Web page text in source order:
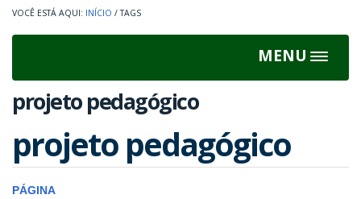
INÍCIO / TAGS
MENU
Toggle
projeto pedagógico
projeto pedagógico
PÁGINA